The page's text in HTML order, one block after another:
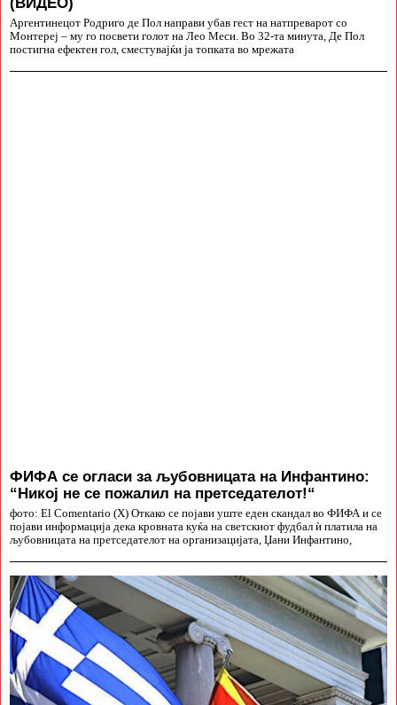
Аргентинецот Родриго де Пол направи убав гест на натпреварот со
Монтереј – му го посвети голот на Лео Меси. Во 32-та минута, Де Пол
постигна ефектен гол, сместувајќи ја топката во мрежата
ФИФА се огласи за љубовницата на Инфантино:
“Никој не се пожалил на претседателот!“
фото: El Comentario (X) Откако се појави уште еден скандал во ФИФА и се
појави информација дека кровната куќа на светскиот фудбал ѝ платила на
љубовницата на претседателот на организацијата, Џани Инфантино,